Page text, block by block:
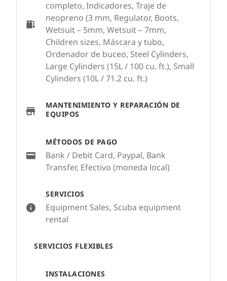
SERVICIOS
Equipment Sales, Scuba equipment
rental
SERVICIOS FLEXIBLES
INSTALACIONES
completo, Indicadores, Traje de
neopreno (3 mm, Regulator, Boots,
Wetsuit – 5mm, Wetsuit – 7mm,
Children sizes, Máscara y tubo,
Ordenador de buceo, Steel Cylinders,
Large Cylinders (15L / 100 cu. ft.), Small
Cylinders (10L / 71.2 cu. ft.)
MANTENIMIENTO Y REPARACIÓN DE
EQUIPOS
MÉTODOS DE PAGO
Bank / Debit Card, Paypal, Bank
Transfer, Efectivo (moneda local)